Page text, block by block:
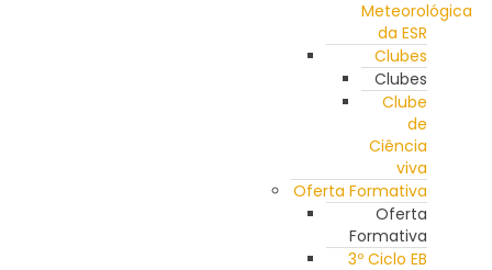
Meteorológica
da ESR
Clubes
Clubes
Clube
de
Ciência
viva
Oferta Formativa
Oferta
Formativa
3º Ciclo EB